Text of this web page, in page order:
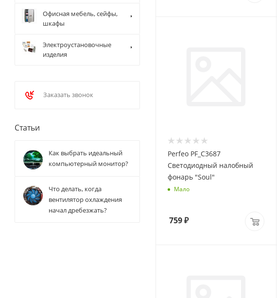
Perfeo PF_C3687
Светодиодный налобный
фонарь "Soul"
Мало
759₽
Офисная мебель, сейфы,
шкафы
Электроустановочные
изделия
Заказать звонок
Статьи
Как выбрать идеальный
компьютерный монитор?
Что делать, когда
вентилятор охлаждения
начал дребезжать?